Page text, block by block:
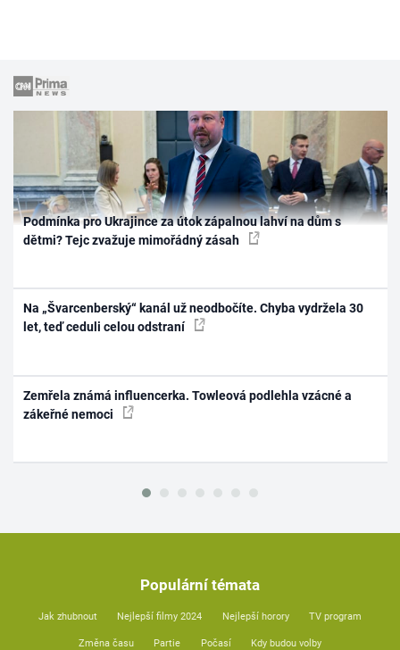
Podmínka pro Ukrajince za útok zápalnou lahví na dům s
dětmi? Tejc zvažuje mimořádný zásah
Na „Švarcenberský“ kanál už neodbočíte. Chyba vydržela 30
let, teď ceduli celou odstraní
Zemřela známá influencerka. Towleová podlehla vzácné a
zákeřné nemoci
Populární témata
Jak zhubnout Nejlepší filmy 2024 Nejlepší horory TV program
Změna času Partie Počasí Kdy budou volby